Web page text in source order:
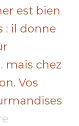
est bien
: il donne
mais chez
Vos